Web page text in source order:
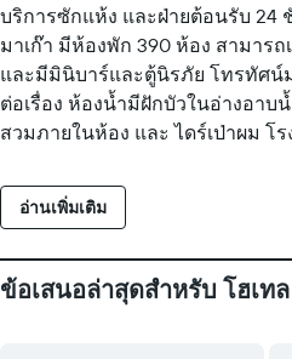
บริการซักแห้ง และฝ่ายต้อนรับ 24
มาเก๊า มีห้องพัก 390 ห้อง สามาร
และมีมินิบาร์และตู้นิรภัย โทรทัศ
ต่อเรื่อง ห้องน้ำมีฝักบัวในอ่างอาบ
สวมภายในห้อง และ ไดร์เป่าผม โ
ไม่เกิน 6 อุปกรณ์) มีบริการทำควา
อ่านเพิ่มเติม
ข้อเสนอล่าสุดสำหรับ โฮเทล